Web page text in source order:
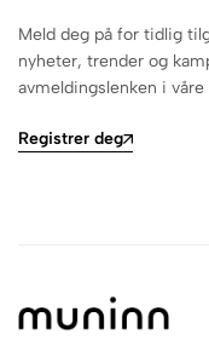
Meld deg på for tidlig
nyheter, trender og
avmeldingslenken i
Registrer deg